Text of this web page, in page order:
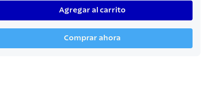
Agregar al carrito
Comprar ahora